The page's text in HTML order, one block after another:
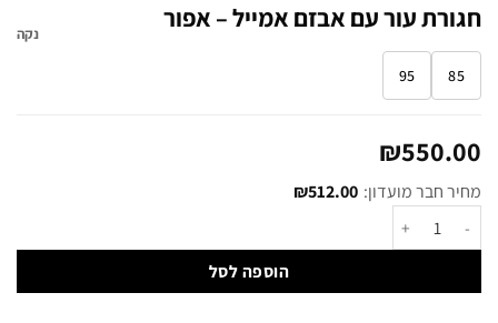
חגורת עור עם אבזם אמייל – אפור
85
95
נקה
₪550.00
מחיר חבר מועדון: ₪512.00
הוספה לסל